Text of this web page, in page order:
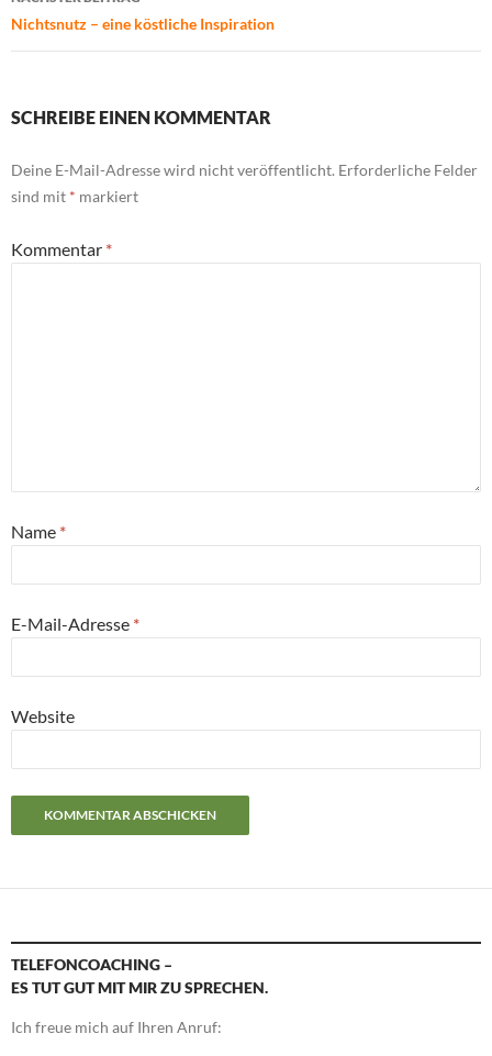
Nichtsnutz – eine köstliche Inspiration
SCHREIBE EINEN KOMMENTAR
Deine E-Mail-Adresse wird nicht veröffentlicht. Erforderliche Felder
sind mit * markiert
Kommentar *
Name *
E-Mail-Adresse *
Website
TELEFONCOACHING –
ES TUT GUT MIT MIR ZU SPRECHEN.
Ich freue mich auf Ihren Anruf: